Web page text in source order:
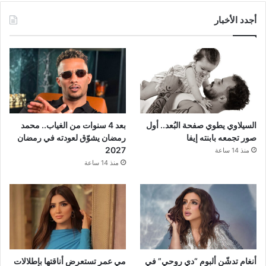
أجدد الأخبار
السيلاوي يطوي صفحة البُعد.. أول
صور تجمعه بابنته إيفا
منذ 14 ساعة
بعد 4 سنوات من الغياب.. محمد
رمضان يشوّق لعودته في رمضان
2027
منذ 14 ساعة
أنغام تدشّن ألبوم “دي روحي” في مي عمر تستعرض أناقتها بإطلالات